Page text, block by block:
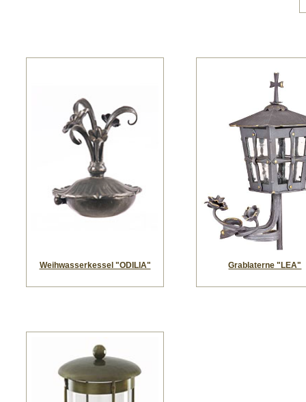
Weihwasserkessel "ODILIA" Grablaterne "LEA"